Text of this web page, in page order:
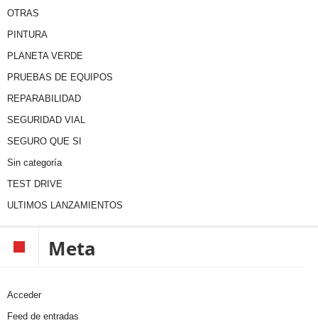
OTRAS
PINTURA
PLANETA VERDE
PRUEBAS DE EQUIPOS
REPARABILIDAD
SEGURIDAD VIAL
SEGURO QUE SI
Sin categoría
TEST DRIVE
ULTIMOS LANZAMIENTOS
Meta
Acceder
Feed de entradas